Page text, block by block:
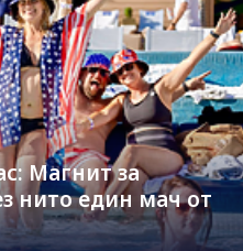
Магнит за
нито един мач от